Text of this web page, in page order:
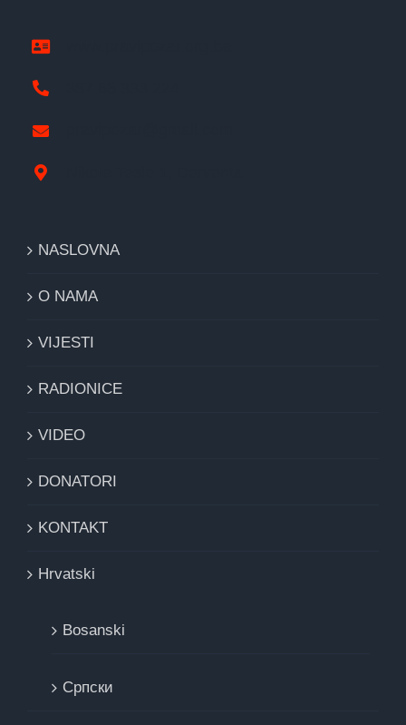
NASLOVNA
O NAMA
VIJESTI
RADIONICE
VIDEO
DONATORI
KONTAKT
Hrvatski
Bosanski
Cрпски